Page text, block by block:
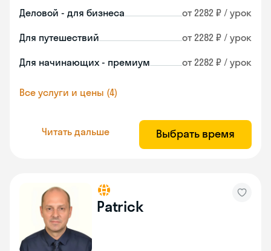
Деловой - для бизнеса от 2282 ₽ / урок
Для путешествий от 2282 ₽ / урок
Для начинающих - премиум от 2282 ₽ / урок
Все услуги и цены (4)
Читать дальше Выбрать время
Patrick